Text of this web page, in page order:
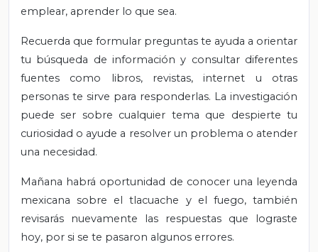
emplear, aprender lo que sea.
Recuerda que formular preguntas te ayuda a orientar
tu búsqueda de información y consultar diferentes
fuentes como libros, revistas, internet u otras
personas te sirve para responderlas. La investigación
puede ser sobre cualquier tema que despierte tu
curiosidad o ayude a resolver un problema o atender
una necesidad.
Mañana habrá oportunidad de conocer una leyenda
mexicana sobre el tlacuache y el fuego, también
revisarás nuevamente las respuestas que lograste
hoy, por si se te pasaron algunos errores.